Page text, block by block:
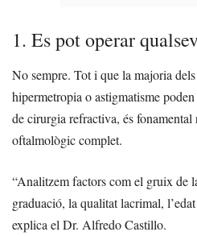
1. Es pot operar
No sempre. Tot i que la majoria
hipermetropia o astigmatisme
de cirurgia refractiva, és fonamental
oftalmològic complet.
“Analitzem factors com el gruix de
graduació, la qualitat lacrimal,
explica el Dr. Alfredo Castillo.